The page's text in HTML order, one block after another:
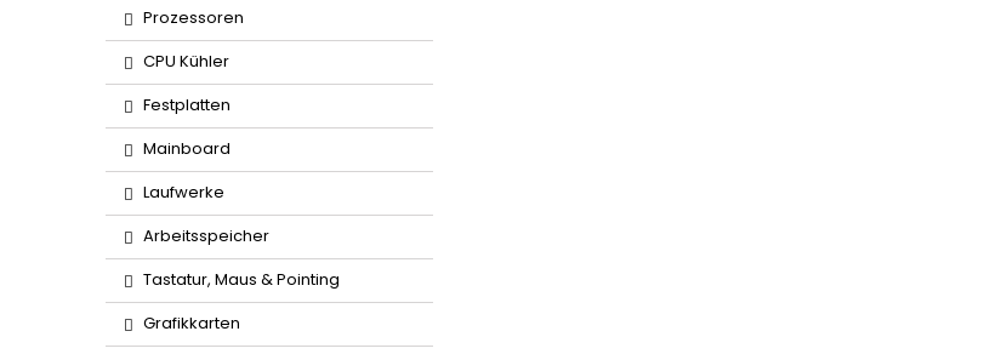
Prozessoren
CPU Kühler
Festplatten
Mainboard
Laufwerke
Arbeitsspeicher
Tastatur, Maus & Pointing
Grafikkarten